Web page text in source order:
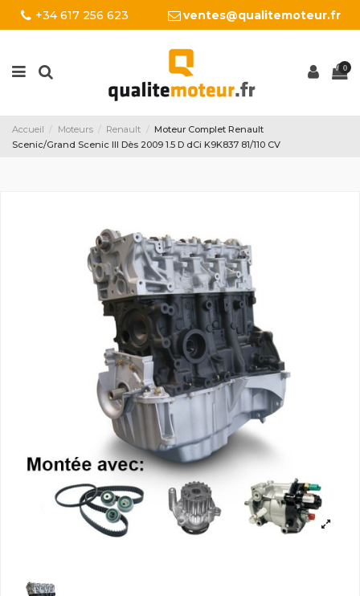
+34 617 256 623 ventes@qualitemoteur.fr
0
Accueil Moteurs Renault
Moteur Complet Renault
Scenic/Grand Scenic III Dès 2009 1.5 D dCi K9K837 81/110 CV